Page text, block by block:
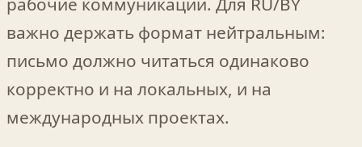
важно держать формат нейтральным:
письмо должно читаться одинаково
корректно и на локальных, и на
международных проектах.